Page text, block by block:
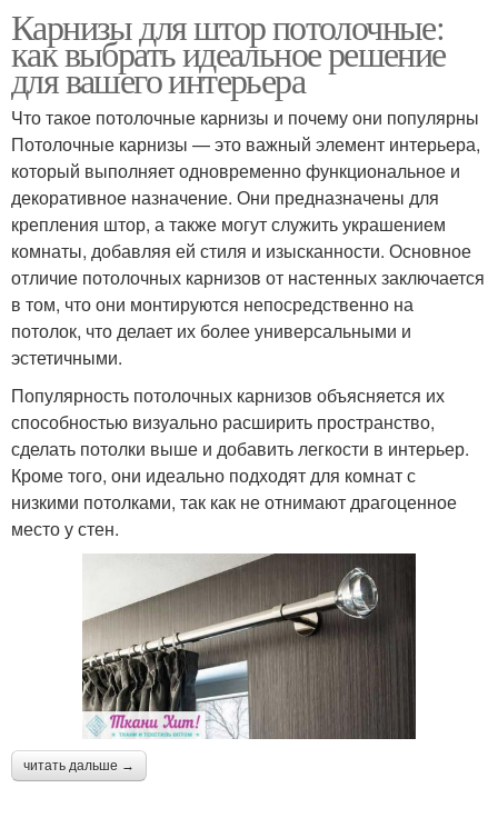
Карнизы для штор потолочные:
как выбрать идеальное решение
для вашего интерьера
Что такое потолочные карнизы и почему они популярны
Потолочные карнизы — это важный элемент интерьера,
который выполняет одновременно функциональное и
декоративное назначение. Они предназначены для
крепления штор, а также могут служить украшением
комнаты, добавляя ей стиля и изысканности. Основное
отличие потолочных карнизов от настенных заключается
в том, что они монтируются непосредственно на
потолок, что делает их более универсальными и
эстетичными.
Популярность потолочных карнизов объясняется их
способностью визуально расширить пространство,
сделать потолки выше и добавить легкости в интерьер.
Кроме того, они идеально подходят для комнат с
низкими потолками, так как не отнимают драгоценное
место у стен.
читать дальше →